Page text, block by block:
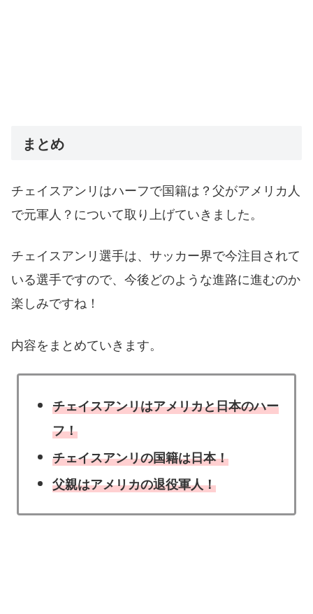
まとめ
チェイスアンリはハーフで国籍は？父がアメリカ人
で元軍人？について取り上げていきました。
チェイスアンリ選手は、サッカー界で今注目されて
いる選手ですので、今後どのような進路に進むのか
楽しみですね！
内容をまとめていきます。
チェイスアンリはアメリカと日本のハー
フ！
チェイスアンリの国籍は日本！
父親はアメリカの退役軍人！